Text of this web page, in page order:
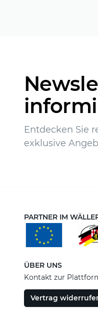
Entdecken Sie
exklusive
PARTNER IM
ÜBER UNS
Kontakt zur
Vertrag